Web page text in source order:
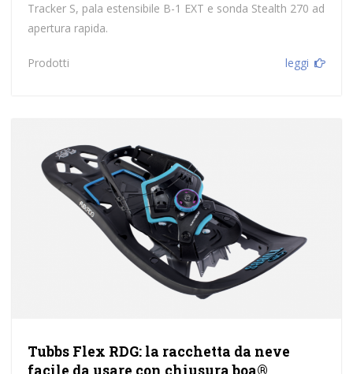
Tracker S, pala estensibile B-1 EXT e sonda Stealth 270 ad
apertura rapida.
Prodotti leggi
Tubbs Flex RDG: la racchetta da neve